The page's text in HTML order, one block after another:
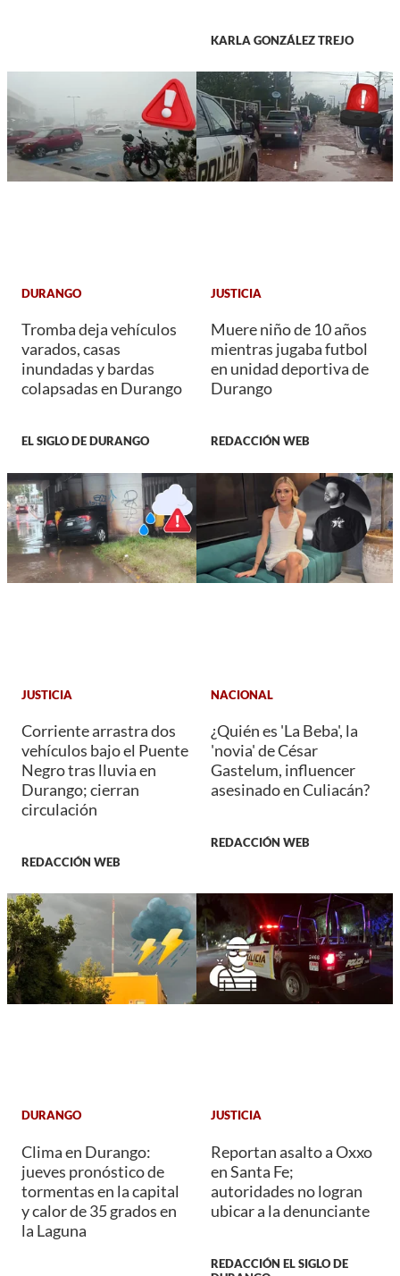
KARLA GONZÁLEZ TREJO
DURANGO
Tromba deja vehículos
varados, casas
inundadas y bardas
colapsadas en Durango
EL SIGLO DE DURANGO
JUSTICIA
Muere niño de 10 años
mientras jugaba futbol
en unidad deportiva de
Durango
REDACCIÓN WEB
JUSTICIA
Corriente arrastra dos
vehículos bajo el Puente
Negro tras lluvia en
Durango; cierran
circulación
REDACCIÓN WEB
NACIONAL
¿Quién es 'La Beba', la
'novia' de César
Gastelum, influencer
asesinado en Culiacán?
REDACCIÓN WEB
DURANGO
Clima en Durango:
jueves pronóstico de
tormentas en la capital
y calor de 35 grados en
la Laguna
JUSTICIA
Reportan asalto a Oxxo
en Santa Fe;
autoridades no logran
ubicar a la denunciante
REDACCIÓN EL SIGLO DE